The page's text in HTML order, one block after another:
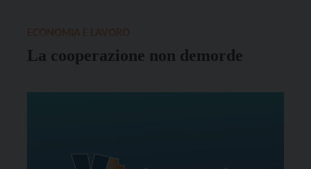
La cooperazione non demorde